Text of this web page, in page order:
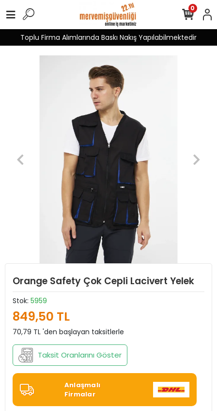
Toplu Firma Alımlarında Baskı Nakış Yapılabilmektedir
0
Orange Safety Çok Cepli Lacivert Yelek
Stok: 5959
849,50 TL
70,79 TL 'den başlayan taksitlerle
Taksit Oranlarını Göster
Anlaşmalı
Firmalar